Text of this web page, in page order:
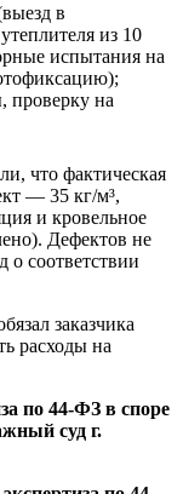
в
из 10
испытания на
проверку на
что фактическая
— 35 кг/м³,
и кровельное
Дефектов не
о соответствии
заказчика
расходы на
по 44-ФЗ в споре
суд г.